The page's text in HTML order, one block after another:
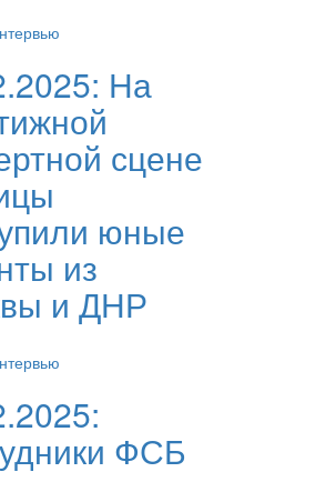
На
сцене
юные
из
и ДНР
ФСБ